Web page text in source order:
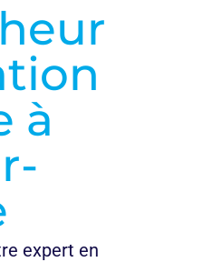
à
expert en